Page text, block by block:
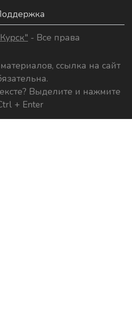
- Все права
ссылка на сайт
Выделите и нажмите
+ Enter